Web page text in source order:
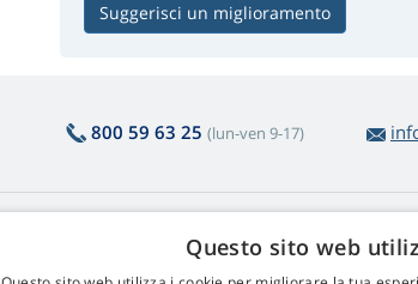
Suggerisci un miglioramento
800 59 63 25 (lun-ven 9-17)
Questo sito web